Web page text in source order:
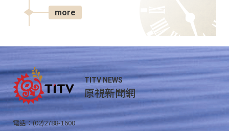
more
TITV NEWS
原視新聞網
電話：(02)2788-1600